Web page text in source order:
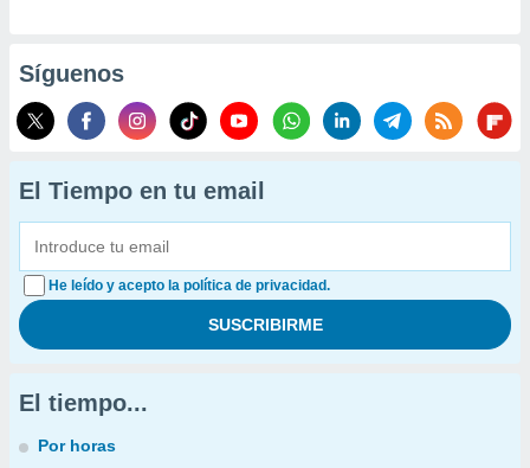
Síguenos
El Tiempo en tu email
He leído y acepto la política de privacidad.
El tiempo...
Por horas